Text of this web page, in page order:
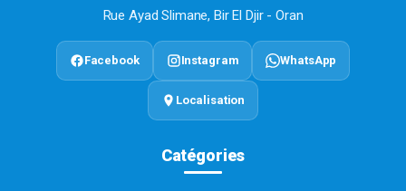
Rue Ayad Slimane, Bir El Djir - Oran
Facebook Instagram WhatsApp
Localisation
Catégories